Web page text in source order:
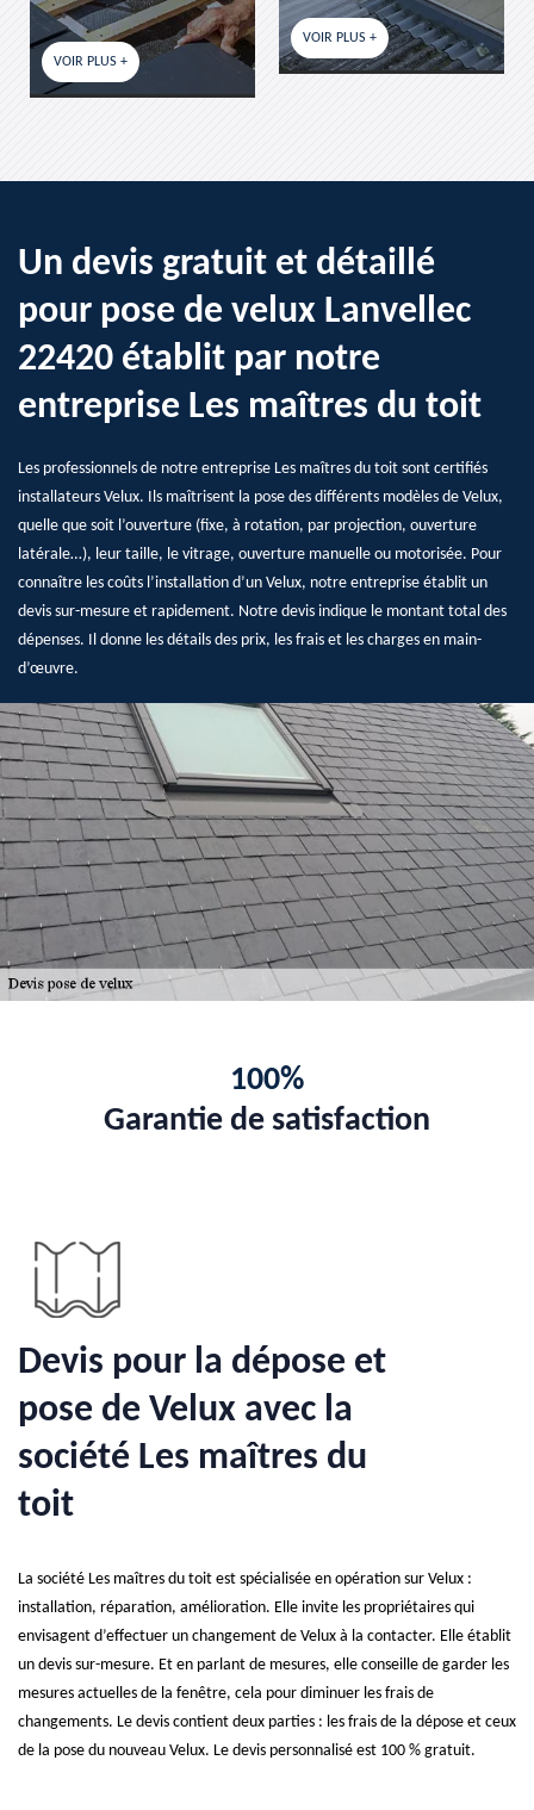
VOIR PLUS + VOIR PLUS +
Un devis gratuit et détaillé
pour pose de velux Lanvellec
22420 établit par notre
entreprise Les maîtres du toit
Les professionnels de notre entreprise Les maîtres du toit sont certifiés
installateurs Velux. Ils maîtrisent la pose des différents modèles de Velux,
quelle que soit l’ouverture (fixe, à rotation, par projection, ouverture
latérale…), leur taille, le vitrage, ouverture manuelle ou motorisée. Pour
connaître les coûts l’installation d’un Velux, notre entreprise établit un
devis sur-mesure et rapidement. Notre devis indique le montant total des
dépenses. Il donne les détails des prix, les frais et les charges en main-
d’œuvre.
100%
Garantie de satisfaction
Devis pour la dépose et
pose de Velux avec la
société Les maîtres du
toit
La société Les maîtres du toit est spécialisée en opération sur Velux :
installation, réparation, amélioration. Elle invite les propriétaires qui
envisagent d’effectuer un changement de Velux à la contacter. Elle établit
un devis sur-mesure. Et en parlant de mesures, elle conseille de garder les
mesures actuelles de la fenêtre, cela pour diminuer les frais de
changements. Le devis contient deux parties : les frais de la dépose et ceux
de la pose du nouveau Velux. Le devis personnalisé est 100 % gratuit.